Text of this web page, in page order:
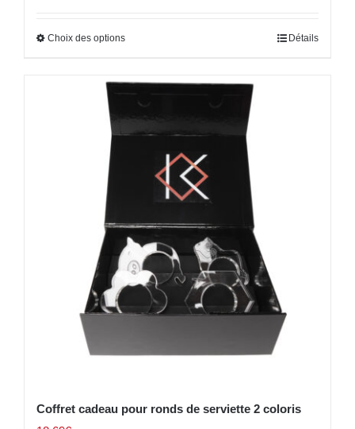
Choix des options Détails
Coffret cadeau pour ronds de serviette 2 coloris